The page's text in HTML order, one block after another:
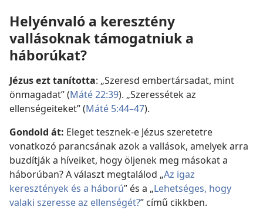
Helyénvaló a keresztény
vallásoknak támogatniuk a
háborúkat?
Jézus ezt tanította: „Szeresd embertársadat, mint
önmagadat” (Máté 22:39). „Szeressétek az
ellenségeiteket” (Máté 5:44–47).
Gondold át: Eleget tesznek-e Jézus szeretetre
vonatkozó parancsának azok a vallások, amelyek arra
buzdítják a híveiket, hogy öljenek meg másokat a
háborúban? A választ megtalálod „Az igaz
keresztények és a háború” és a „Lehetséges, hogy
valaki szeresse az ellenségét?” című cikkben.